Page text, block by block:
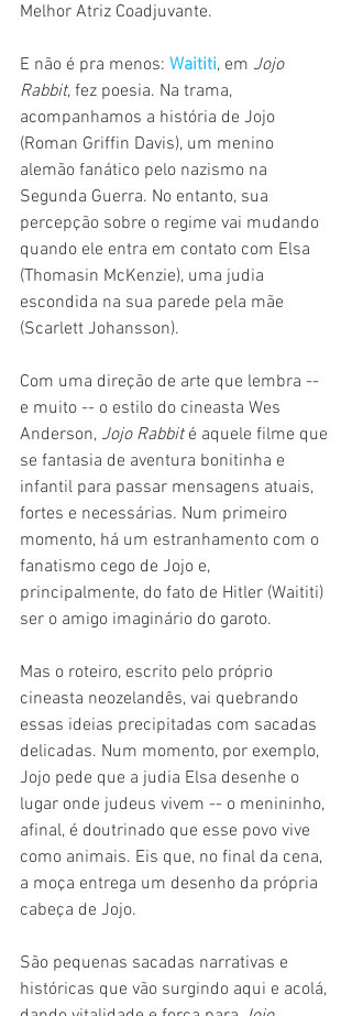
Melhor Atriz Coadjuvante.
E não é pra menos: Waititi, em Jojo
Rabbit, fez poesia. Na trama,
acompanhamos a história de Jojo
(Roman Griffin Davis), um menino
alemão fanático pelo nazismo na
Segunda Guerra. No entanto, sua
percepção sobre o regime vai mudando
quando ele entra em contato com Elsa
(Thomasin McKenzie), uma judia
escondida na sua parede pela mãe
(Scarlett Johansson).
Com uma direção de arte que lembra --
e muito -- o estilo do cineasta Wes
Anderson, Jojo Rabbit é aquele filme que
se fantasia de aventura bonitinha e
infantil para passar mensagens atuais,
fortes e necessárias. Num primeiro
momento, há um estranhamento com o
fanatismo cego de Jojo e,
principalmente, do fato de Hitler (Waititi)
ser o amigo imaginário do garoto.
Mas o roteiro, escrito pelo próprio
cineasta neozelandês, vai quebrando
essas ideias precipitadas com sacadas
delicadas. Num momento, por exemplo,
Jojo pede que a judia Elsa desenhe o
lugar onde judeus vivem -- o menininho,
afinal, é doutrinado que esse povo vive
como animais. Eis que, no final da cena,
a moça entrega um desenho da própria
cabeça de Jojo.
São pequenas sacadas narrativas e
históricas que vão surgindo aqui e acolá,